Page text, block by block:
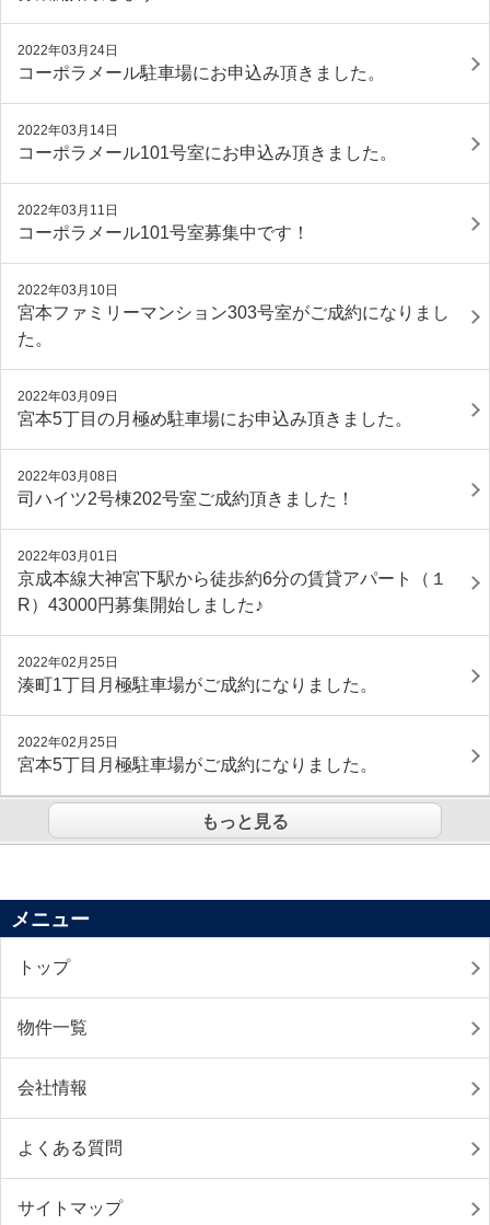
2022年03月24日
コーポラメール駐車場にお申込み頂きました。
2022年03月14日
コーポラメール101号室にお申込み頂きました。
2022年03月11日
コーポラメール101号室募集中です！
2022年03月10日
宮本ファミリーマンション303号室がご成約になりまし
た。
2022年03月09日
宮本5丁目の月極め駐車場にお申込み頂きました。
2022年03月08日
司ハイツ2号棟202号室ご成約頂きました！
2022年03月01日
京成本線大神宮下駅から徒歩約6分の賃貸アパート（１
R）43000円募集開始しました♪
2022年02月25日
湊町1丁目月極駐車場がご成約になりました。
2022年02月25日
宮本5丁目月極駐車場がご成約になりました。
もっと見る
メニュー
トップ
物件一覧
会社情報
よくある質問
サイトマップ